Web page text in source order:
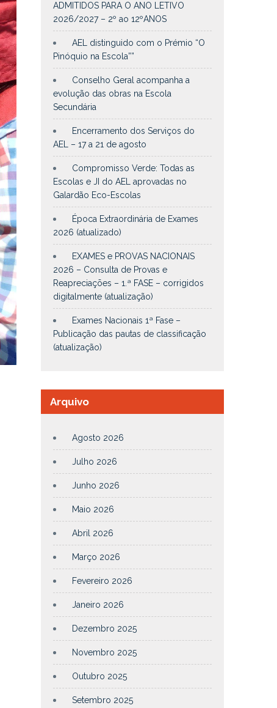
ADMITIDOS PARA O ANO LETIVO
2026/2027 – 2º ao 12ºANOS
AEL distinguido com o Prémio “O
Pinóquio na Escola””
Conselho Geral acompanha a
evolução das obras na Escola
Secundária
Encerramento dos Serviços do
AEL – 17 a 21 de agosto
Compromisso Verde: Todas as
Escolas e JI do AEL aprovadas no
Galardão Eco-Escolas
Época Extraordinária de Exames
2026 (atualizado)
EXAMES e PROVAS NACIONAIS
2026 – Consulta de Provas e
Reapreciações – 1.ª FASE – corrigidos
digitalmente (atualização)
Exames Nacionais 1ª Fase –
Publicação das pautas de classificação
(atualização)
Arquivo
Agosto 2026
Julho 2026
Junho 2026
Maio 2026
Abril 2026
Março 2026
Fevereiro 2026
Janeiro 2026
Dezembro 2025
Novembro 2025
Outubro 2025
Setembro 2025